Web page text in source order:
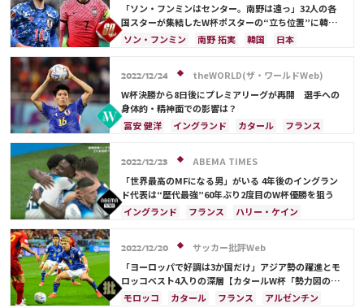
「ソン・フンミンはセンター。南野は遠っ」32人の各
国スターが集結したW杯ポスターの“立ち位置”に韓国
注目！「日本はよく見えない」【2022総集編】
ソン・フンミン 南野 拓実 韓国
日本
フランス
ベルギー イングランド
ポーランド
ポルトガル
プレーオフ
ブラジル
アルゼンチン
ウェールズ
ロベルト・レバンドフスキ
ネイマール
2022/12/24
theWORLD(ザ・ワールドWeb)
W杯決勝から8日後にプレミアリーグが再開 選手への
身体的・精神面での影響は？
冨安 健洋
イングランド カタール
フランス
アルゼンチン
日本 日本代表
2022/12/23
ABEMA TIMES
「世界最高のMFになる男」がいる 4年後のイングラン
ド代表は“歴代最強”60年ぶり2度目のW杯優勝を狙う
イングランド
フランス
ハリー・ケイン
2022/12/20
サッカー批評Web
「ヨーロッパで好調は3か国だけ」アジア勢の躍進とモ
ロッコベスト4入りの深層【カタールW杯「勢力図の異
変」の理由】(2)
モロッコ カタール フランス
アルゼンチン